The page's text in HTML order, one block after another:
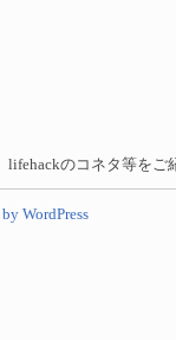
のコネタ等をご
WordPress